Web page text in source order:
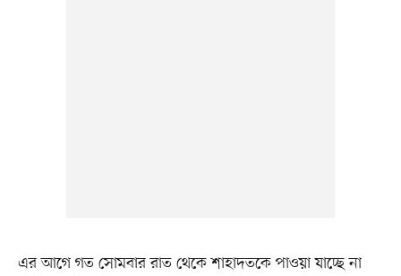
এর আগে গত সোমবার রাত থেকে শাহাদতকে পাওয়া যাচ্ছে না